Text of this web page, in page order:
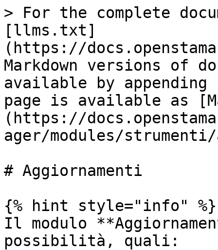
> For the complete
[llms.txt]
(https://
Markdown versions of
available by
page is available as
(https://
ager/modules/
# Aggiornamenti
{% hint style="info" %}
Il modulo
possibilità, quali: